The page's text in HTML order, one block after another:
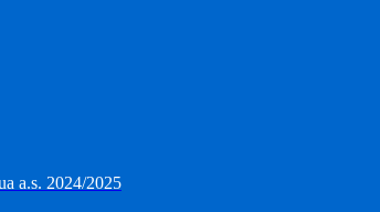
a.s. 2024/2025